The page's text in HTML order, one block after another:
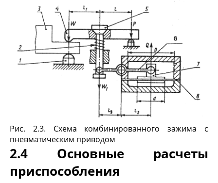
Рис. 2.3. Схема комбинированного зажима с
пневматическим приводом
2.4 Основные расчеты
приспособления